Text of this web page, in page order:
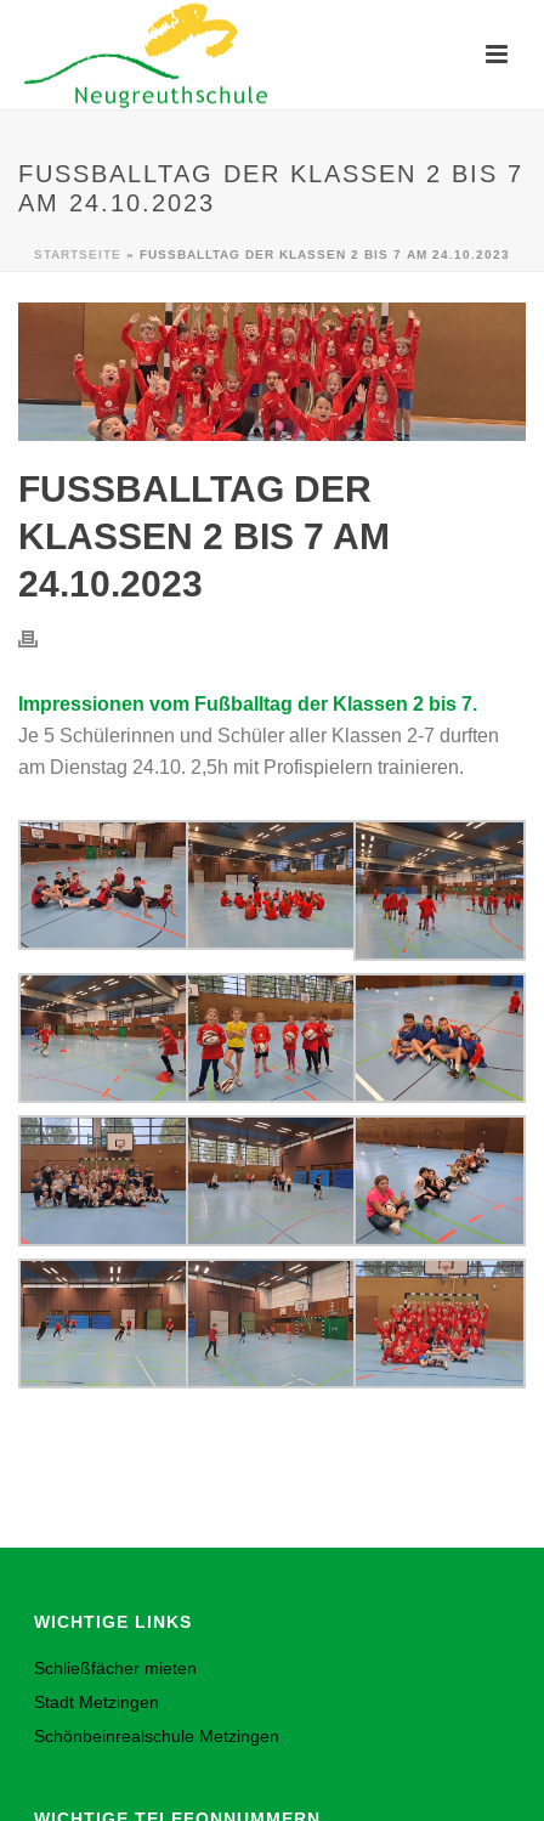
FUSSBALLTAG DER KLASSEN 2 BIS 7 A
M 24.10.2023
STARTSEITE » FUSSBALLTAG DER KLASSEN 2 BIS 7 AM 24.10.2023
FUSSBALLTAG DER K
LASSEN 2 BIS 7 AM 2
4.10.2023
Impressionen vom Fußballtag der Klassen 2 bis 7.
Je 5 Schülerinnen und Schüler aller Klassen 2-7 durften
am Dienstag 24.10. 2,5h mit Profispielern trainieren.
WICHTIGE LINKS
Schließfächer mieten
Stadt Metzingen
Schönbeinrealschule Metzingen